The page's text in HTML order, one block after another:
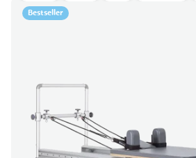
Bestseller